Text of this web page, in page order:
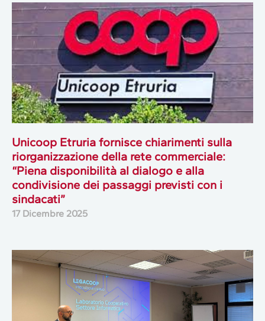
Unicoop Etruria fornisce chiarimenti sulla
riorganizzazione della rete commerciale:
“Piena disponibilità al dialogo e alla
condivisione dei passaggi previsti con i
sindacati”
17 Dicembre 2025